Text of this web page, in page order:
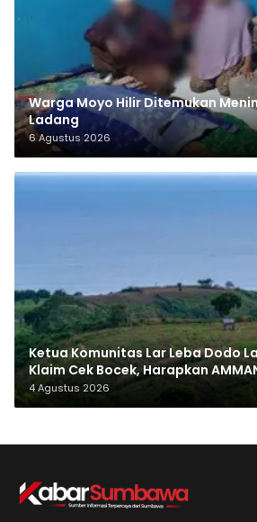
Warga Moyo Hilir Ditemukan
Ladang
6 Agustus 2026
Ketua Komunitas Lar Leba Dodo
Klaim Cek Bocek, Harapkan
Makam Leluhur
4 Agustus 2026